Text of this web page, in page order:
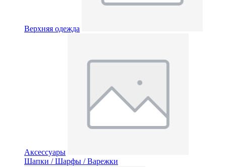
Верхняя одежда
Аксессуары
Шапки / Шарфы / Варежки